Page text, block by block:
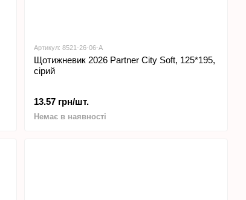
Артикул: 8521-26-06-A
Щотижневик 2026 Partner City Soft, 125*195,
сірий
13.57 грн/шт.
Немає в наявності